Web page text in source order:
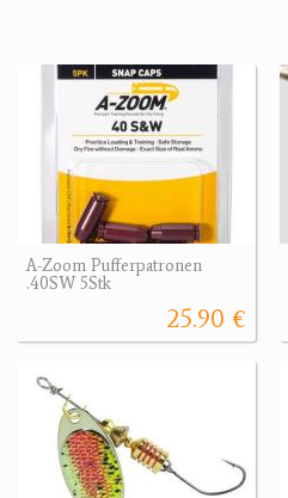
A-Zoom Pufferpatronen
.40SW 5Stk
25.90 €